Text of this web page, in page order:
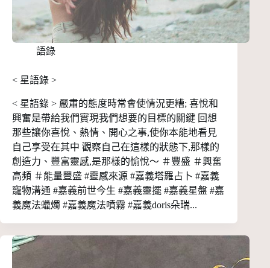
語錄
< 星語錄 >
< 星語錄 > 嚴肅的態度時常會使情況更糟; 喜悅和
興奮是帶給我們實現我們想要的目標的關鍵 回想
那些讓你喜悅、熱情、開心之事,使你本能地看見
自己享受在其中 觀察自己在這樣的狀態下,那樣的
創造力、豐富靈感,是那樣的愉悅～ ＃豐盛 ＃興奮
高頻 ＃能量豐盛 #靈感來源 #嘉義塔羅占卜 #嘉義
寵物溝通 #嘉義前世今生 #嘉義靈擺 #嘉義星盤 #嘉
義魔法蠟燭 #嘉義魔法噴霧 #嘉義doris朵瑞...